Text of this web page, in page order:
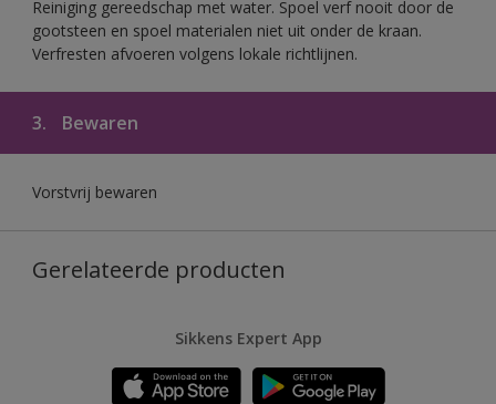
Reiniging gereedschap met water. Spoel verf nooit door de
gootsteen en spoel materialen niet uit onder de kraan.
Verfresten afvoeren volgens lokale richtlijnen.
3. Bewaren
Vorstvrij bewaren
Gerelateerde producten
Sikkens Expert App